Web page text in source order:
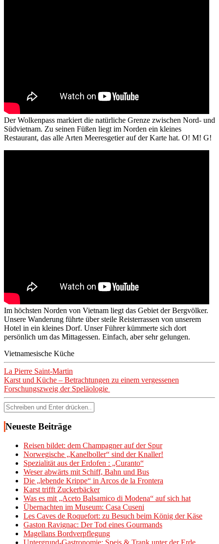
Der Wolkenpass markiert die natürliche Grenze zwischen Nord- und
Südvietnam. Zu seinen Füßen liegt im Norden ein kleines
Restaurant, das alle Arten Meeresgetier auf der Karte hat. O! M! G!
Im höchsten Norden von Vietnam liegt das Gebiet der Bergvölker.
Unsere Wanderung führte über steile Reisterrassen von unserem
Hotel in ein kleines Dorf. Unser Führer kümmerte sich dort
persönlich um das Mittagessen. Einfach, aber sehr gelungen.
Vietnamesische Küche
Beitragsnavigation
La Pierre Saint-Martin
Karst und Küche – Betrachtungen zu einem vergessenen
Forschungszweig der Speläologie ­
Suchen
nach:
Neueste Beiträge
Reisen bildet: dem Champagner auf der Spur
Norwegische „Kanelboller“ sind der Knaller!
Spezialität aus der Erdofen : „Curanto“
Weser abwärts mit Schiff, Bahn und Bus
Die „lebende Krippe“ in Arcos de la Frontera
Karst trifft Zuckerbäcker
Was es mit „Aceto Balsamico di Modena“ auf sich hat
Übernachten im Museum: Casa Cuseni
Les Caves de Roquefort: zu Besuch beim König der Käse
Gaston Ravignac: Der Tod eines Gourmands
Magellans Bordverpflegung
Untergrund-Gastronomie: Speis & Trank unter der Erde